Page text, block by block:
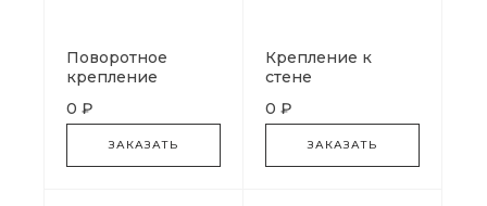
Поворотное
крепление
0 ₽
ЗАКАЗАТЬ
Крепление к
стене
0 ₽
ЗАКАЗАТЬ